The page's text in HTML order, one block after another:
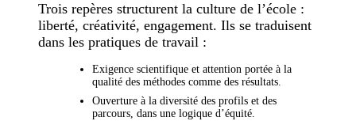
Trois repères structurent la culture de l’école :
liberté, créativité, engagement. Ils se traduisent
dans les pratiques de travail :
Exigence scientifique et attention portée à la
qualité des méthodes comme des résultats.
Ouverture à la diversité des profils et des
parcours, dans une logique d’équité.